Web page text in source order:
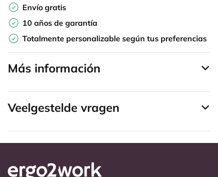
Envío gratis
10 años de garantía
Totalmente personalizable según tus preferencias
Más información
Veelgestelde vragen